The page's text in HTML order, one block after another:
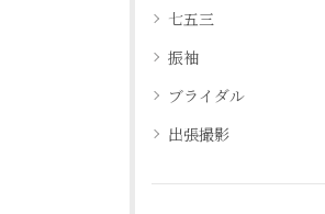
七五三
振袖
ブライダル
出張撮影